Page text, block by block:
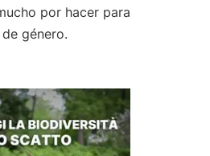
por hacer para
género.